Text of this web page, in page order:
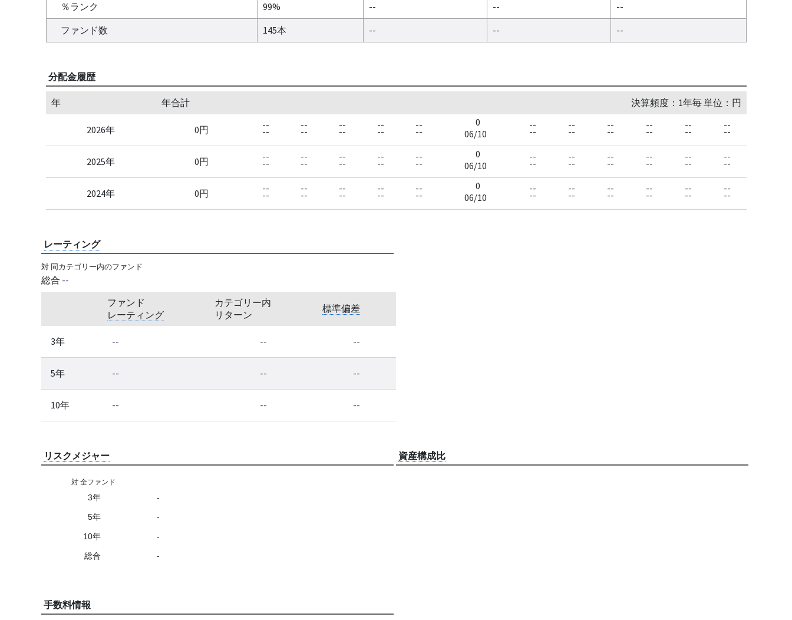
％ランク
99% -- --
--
ファンド数
145本 -- -- --
分配金履歴
年 年合計 決算頻度：1年毎 単位：円
2026年 0円 --
--
--
--
--
--
--
--
--
--
0
06/10
--
--
--
--
--
--
--
--
--
--
--
--
2025年 0円 --
--
--
--
--
--
--
--
--
--
0
06/10
--
--
--
--
--
--
--
--
--
--
--
--
2024年 0円 --
--
--
--
--
--
--
--
--
--
0
06/10
--
--
--
--
--
--
--
--
--
--
--
--
レーティング
対 同カテゴリー内のファンド
総合 --
ファンド
レーティング
カテゴリー内
リターン
標準偏差
3年 -- -- --
5年 -- -- --
10年 -- -- --
リスクメジャー
対 全ファンド
3年 -
5年 -
10年 -
総合 -
資産構成比
手数料情報